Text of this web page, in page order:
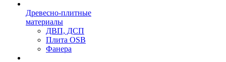
Древесно-плитные
материалы
ДВП, ДСП
Плита OSB
Фанера